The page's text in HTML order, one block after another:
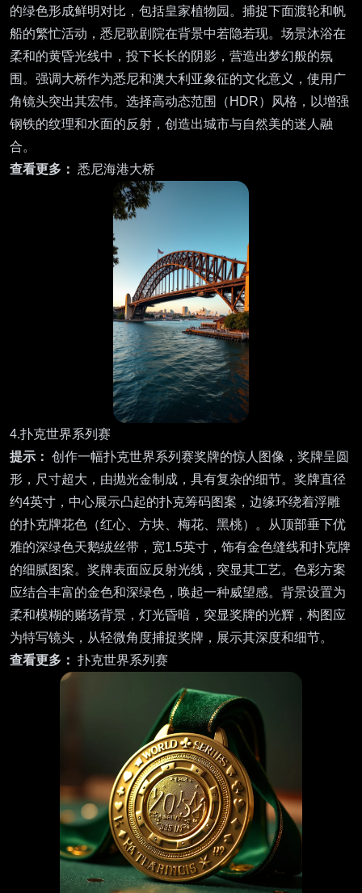
的绿色形成鲜明对比，包括皇家植物园。捕捉下面渡轮和帆
船的繁忙活动，悉尼歌剧院在背景中若隐若现。场景沐浴在
柔和的黄昏光线中，投下长长的阴影，营造出梦幻般的氛
围。强调大桥作为悉尼和澳大利亚象征的文化意义，使用广
角镜头突出其宏伟。选择高动态范围（HDR）风格，以增强
钢铁的纹理和水面的反射，创造出城市与自然美的迷人融
合。
查看更多： 悉尼海港大桥
4.扑克世界系列赛
提示： 创作一幅扑克世界系列赛奖牌的惊人图像，奖牌呈圆
形，尺寸超大，由抛光金制成，具有复杂的细节。奖牌直径
约4英寸，中心展示凸起的扑克筹码图案，边缘环绕着浮雕
的扑克牌花色（红心、方块、梅花、黑桃）。从顶部垂下优
雅的深绿色天鹅绒丝带，宽1.5英寸，饰有金色缝线和扑克牌
的细腻图案。奖牌表面应反射光线，突显其工艺。色彩方案
应结合丰富的金色和深绿色，唤起一种威望感。背景设置为
柔和模糊的赌场背景，灯光昏暗，突显奖牌的光辉，构图应
为特写镜头，从轻微角度捕捉奖牌，展示其深度和细节。
查看更多： 扑克世界系列赛